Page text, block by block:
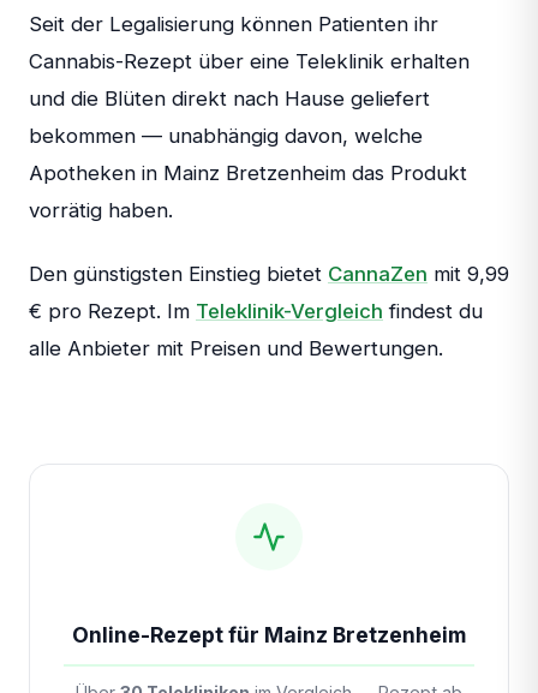
Seit der Legalisierung können Patienten ihr
Cannabis-Rezept über eine Teleklinik erhalten
und die Blüten direkt nach Hause geliefert
bekommen — unabhängig davon, welche
Apotheken in Mainz Bretzenheim das Produkt
vorrätig haben.
Den günstigsten Einstieg bietet CannaZen mit 9,99
€ pro Rezept. Im Teleklinik-Vergleich findest du
alle Anbieter mit Preisen und Bewertungen.
Online-Rezept für Mainz Bretzenheim